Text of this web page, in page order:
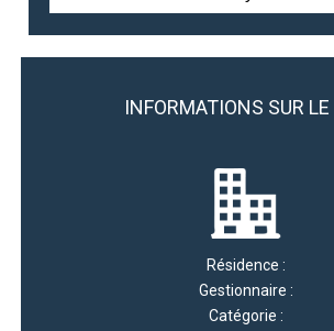
INFORMATIONS SUR LE
Résidence :
Gestionnaire :
Catégorie :